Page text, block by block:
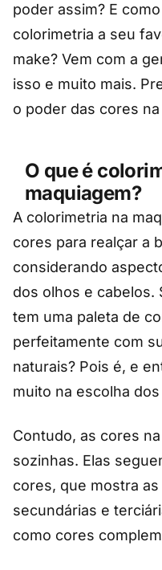
poder assim? E
colorimetria a seu
make? Vem com a
isso e muito mais.
o poder das cores
O que é
maquiagem?
A colorimetria na
cores para realçar a
considerando
dos olhos e cabelos.
tem uma paleta de
perfeitamente com
naturais? Pois é, e
muito na escolha
Contudo, as cores na
sozinhas. Elas
cores, que mostra
secundárias e
como cores